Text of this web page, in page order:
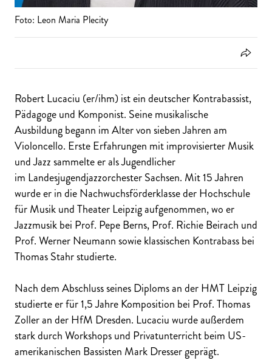
Foto: Leon Maria Plecity
Robert Lucaciu (er/ihm) ist ein deutscher Kontrabassist,
Pädagoge und Komponist. Seine musikalische
Ausbildung begann im Alter von sieben Jahren am
Violoncello. Erste Erfahrungen mit improvisierter Musik
und Jazz sammelte er als Jugendlicher
im Landesjugendjazzorchester Sachsen. Mit 15 Jahren
wurde er in die Nachwuchsförderklasse der Hochschule
für Musik und Theater Leipzig aufgenommen, wo er
Jazzmusik bei Prof. Pepe Berns, Prof. Richie Beirach und
Prof. Werner Neumann sowie klassischen Kontrabass bei
Thomas Stahr studierte.
Nach dem Abschluss seines Diploms an der HMT Leipzig
studierte er für 1,5 Jahre Komposition bei Prof. Thomas
Zoller an der HfM Dresden. Lucaciu wurde außerdem
stark durch Workshops und Privatunterricht beim US-
amerikanischen Bassisten Mark Dresser geprägt.